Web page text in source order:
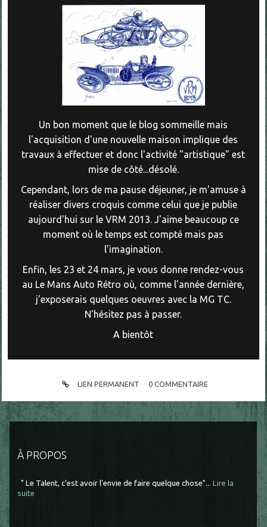
À PROPOS
" Le Talent, c'est avoir l'envie de faire quelque chose"... Lire la
suite
Un bon moment que le blog sommeille mais
l'acquisition d'une nouvelle maison implique des
travaux à effectuer et donc l'activité "artistique" est
mise de côté...désolé.
Cependant, lors de ma pause déjeuner, je m'amuse à
réaliser divers croquis comme celui que je publie
aujourd'hui sur le VRM 2013. J'aime beaucoup ce
moment où le temps est compté mais pas
l'imagination.
Enfin, les 23 et 24 mars, je vous donne rendez-vous
au Le Mans Auto Rétro où, comme l'année dernière,
j'exposerais quelques oeuvres avec la MG TC.
N'hésitez pas à passer.
A bientôt
LIEN PERMANENT 0 COMMENTAIRE